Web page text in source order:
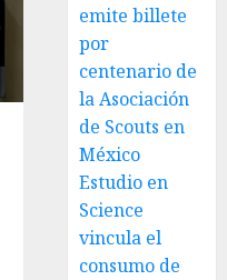
emite billete
por
centenario de
la Asociación
de Scouts en
México
Estudio en
Science
vincula el
consumo de